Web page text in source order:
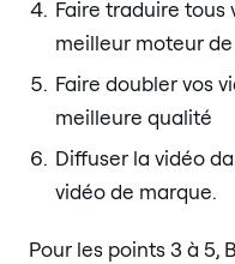
Faire traduire tous
meilleur moteur
Faire doubler vos
meilleure qualité
Diffuser la vidéo
vidéo de marque.
Pour les points 3 à 5,